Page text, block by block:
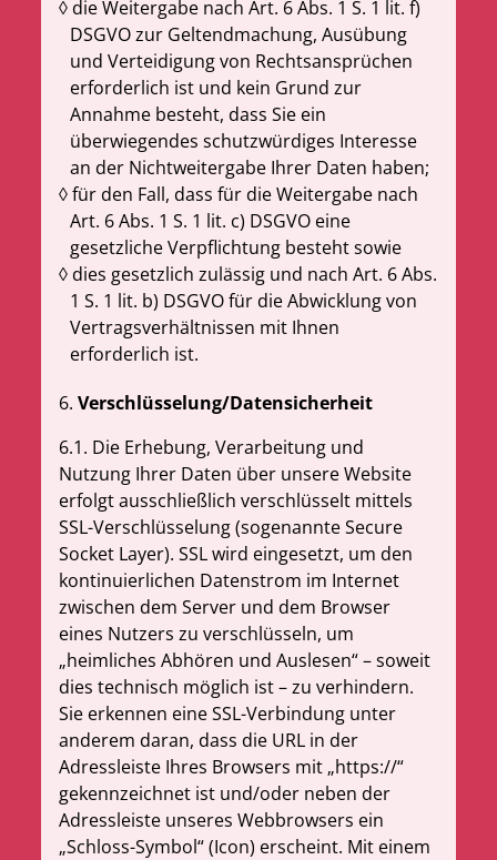
die Weitergabe nach Art. 6 Abs. 1 S. 1 lit. f)
DSGVO zur Geltendmachung, Ausübung
und Verteidigung von Rechtsansprüchen
erforderlich ist und kein Grund zur
Annahme besteht, dass Sie ein
überwiegendes schutzwürdiges Interesse
an der Nichtweitergabe Ihrer Daten haben;
für den Fall, dass für die Weitergabe nach
Art. 6 Abs. 1 S. 1 lit. c) DSGVO eine
gesetzliche Verpflichtung besteht sowie
dies gesetzlich zulässig und nach Art. 6 Abs.
1 S. 1 lit. b) DSGVO für die Abwicklung von
Vertragsverhältnissen mit Ihnen
erforderlich ist.
6.Verschlüsselung/Datensicherheit
6.1. Die Erhebung, Verarbeitung und
Nutzung Ihrer Daten über unsere Website
erfolgt ausschließlich verschlüsselt mittels
SSL-Verschlüsselung (sogenannte Secure
Socket Layer). SSL wird eingesetzt, um den
kontinuierlichen Datenstrom im Internet
zwischen dem Server und dem Browser
eines Nutzers zu verschlüsseln, um
„heimliches Abhören und Auslesen“ – soweit
dies technisch möglich ist – zu verhindern.
Sie erkennen eine SSL-Verbindung unter
anderem daran, dass die URL in der
Adressleiste Ihres Browsers mit „https://“
gekennzeichnet ist und/oder neben der
Adressleiste unseres Webbrowsers ein
„Schloss-Symbol“ (Icon) erscheint. Mit einem